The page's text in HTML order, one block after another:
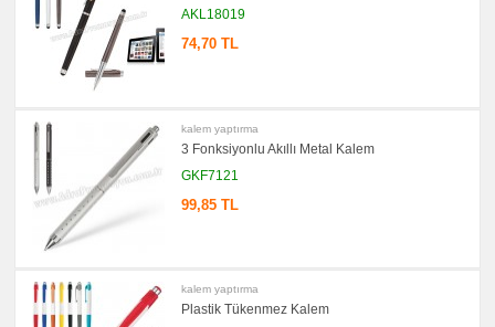
AKL18019
74,70 TL
kalem yaptırma
3 Fonksiyonlu Akıllı Metal Kalem
GKF7121
99,85 TL
kalem yaptırma
Plastik Tükenmez Kalem
Bloknot
promosyon
Bardak
Altlığı
Çantası
&
Sekreter
Bloknot
promosyon
&
Sümen
Takımı